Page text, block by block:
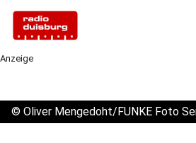
Anzeige
© Oliver Mengedoht/FUNKE Foto